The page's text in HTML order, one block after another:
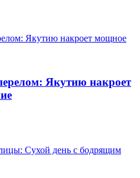
Якутию накроет